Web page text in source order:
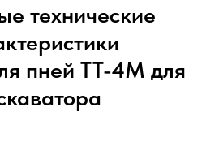
технические
пней ТТ-4М для